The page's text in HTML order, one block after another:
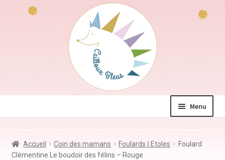
Menu
Jeux & Jouets
Accueil Coin des mamans Foulards Ⅰ Etoles
Foulard
Clémentine Le boudoir des félins – Rouge